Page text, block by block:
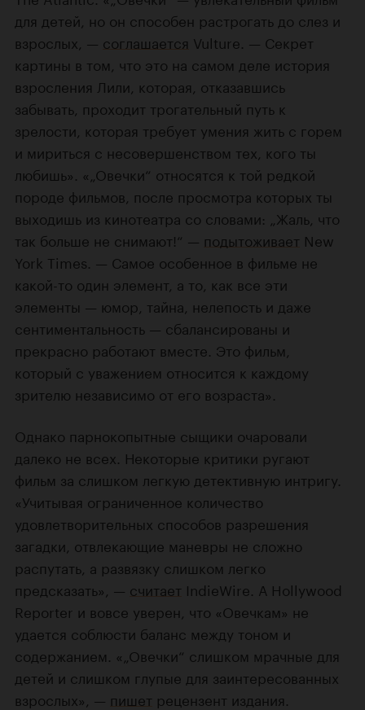
для детей, но он способен растрогать до слез и
взрослых, — соглашается Vulture. — Секрет
картины в том, что это на самом деле история
взросления Лили, которая, отказавшись
забывать, проходит трогательный путь к
зрелости, которая требует умения жить с горем
и мириться с несовершенством тех, кого ты
любишь». «„Овечки“ относятся к той редкой
породе фильмов, после просмотра которых ты
выходишь из кинотеатра со словами: „Жаль, что
так больше не снимают!“ — подытоживает New
York Times. — Самое особенное в фильме не
какой-то один элемент, а то, как все эти
элементы — юмор, тайна, нелепость и даже
сентиментальность — сбалансированы и
прекрасно работают вместе. Это фильм,
который с уважением относится к каждому
зрителю независимо от его возраста».
Однако парнокопытные сыщики очаровали
далеко не всех. Некоторые критики ругают
фильм за слишком легкую детективную интригу.
«Учитывая ограниченное количество
удовлетворительных способов разрешения
загадки, отвлекающие маневры не сложно
распутать, а развязку слишком легко
предсказать», — считает IndieWire. А Hollywood
Reporter и вовсе уверен, что «Овечкам» не
удается соблюсти баланс между тоном и
содержанием. «„Овечки“ слишком мрачные для
детей и слишком глупые для заинтересованных
взрослых», — пишет рецензент издания.